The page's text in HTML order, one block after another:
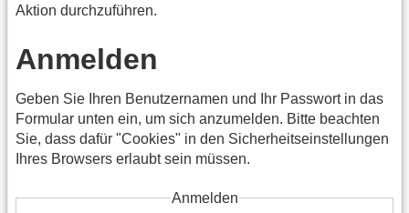
Aktion durchzuführen.
Anmelden
Geben Sie Ihren Benutzernamen und Ihr Passwort in das
Formular unten ein, um sich anzumelden. Bitte beachten
Sie, dass dafür "Cookies" in den Sicherheitseinstellungen
Ihres Browsers erlaubt sein müssen.
Anmelden